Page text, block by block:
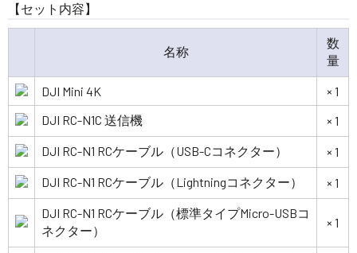
【セット内容】
名称
数
量
DJI Mini 4K
× 1
DJI RC-N1C 送信機
× 1
DJI RC-N1 RCケーブル（USB-Cコネクター）
× 1
DJI RC-N1 RCケーブル（Lightningコネクター）
× 1
DJI RC-N1 RCケーブル（標準タイプMicro-USBコ
ネクター）
× 1